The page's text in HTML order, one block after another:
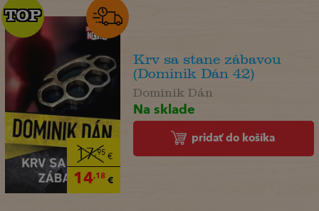
17,95€
14,18€
TOP
TOP
Krv sa stane zábavou
(Dominik Dán 42)
Dominik Dán
Na sklade
pridať do košíka